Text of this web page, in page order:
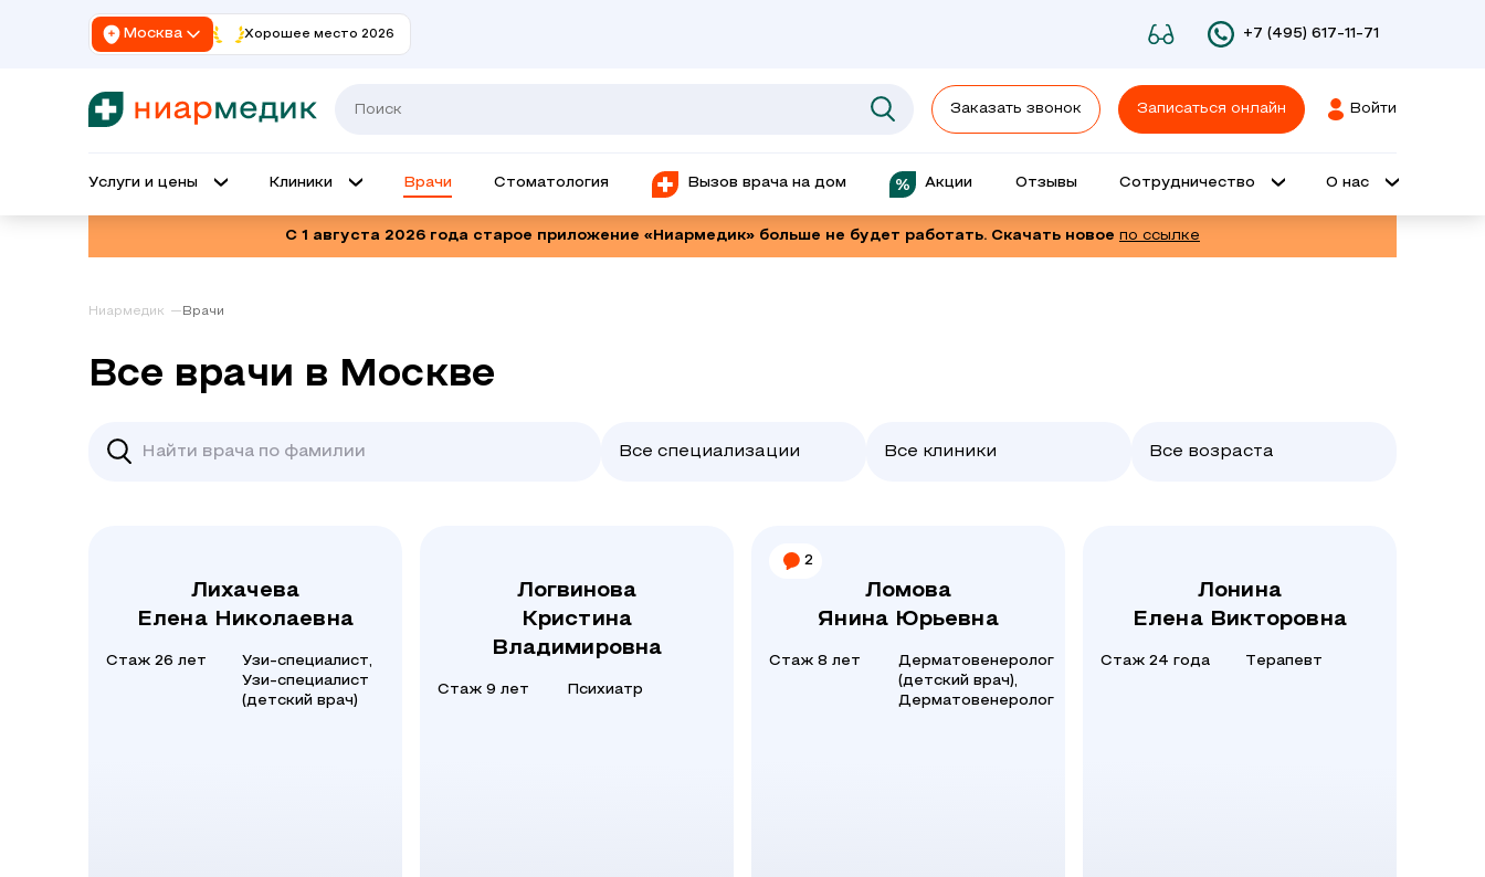
Москва Хорошее место 2026 +7 (495) 617-11-71
Заказать звонок Записаться онлайн Войти
Услуги и цены Клиники Врачи Стоматология Вызов врача на дом Акции Отзывы Сотрудничество О нас
С 1 августа 2026 года старое приложение «Ниармедик» больше не будет работать. Скачать новое по ссылке
Ниармедик Врачи
Все врачи в Москве
Лихачева
Елена Николаевна
Стаж 26 лет
Узи-специалист,
Узи-специалист
(детский врач)
Логвинова
Кристина
Владимировна
Стаж 9 лет Психиатр
2
Ломова
Янина Юрьевна
Стаж 8 лет
Дерматовенеролог
(детский врач),
Дерматовенеролог
Лонина
Елена Викторовна
Стаж 24 года Терапевт